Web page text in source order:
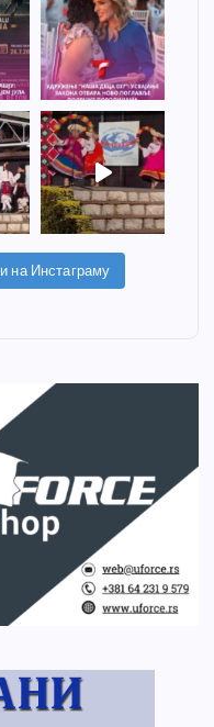
на Инстаграму